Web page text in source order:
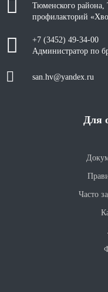
Тюменского района,
профилакторий
+7 (3452) 49-34-00
Администратор по
san.hv@yandex.ru
Для
Часто